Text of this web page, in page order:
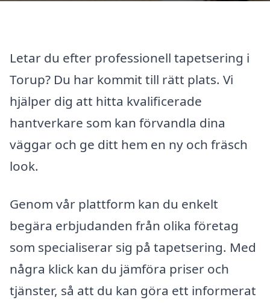
Letar du efter professionell tapetsering i
Torup? Du har kommit till rätt plats. Vi
hjälper dig att hitta kvalificerade
hantverkare som kan förvandla dina
väggar och ge ditt hem en ny och fräsch
look.
Genom vår plattform kan du enkelt
begära erbjudanden från olika företag
som specialiserar sig på tapetsering. Med
några klick kan du jämföra priser och
tjänster, så att du kan göra ett informerat